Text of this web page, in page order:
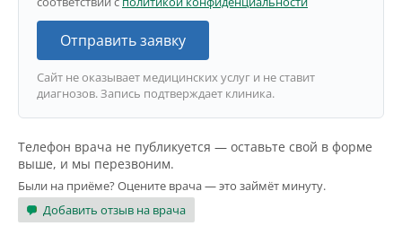
Отправить заявку
Сайт не оказывает медицинских услуг и не ставит
диагнозов. Запись подтверждает клиника.
Телефон врача не публикуется — оставьте свой в форме
выше, и мы перезвоним.
Были на приёме? Оцените врача — это займёт минуту.
Добавить отзыв на врача